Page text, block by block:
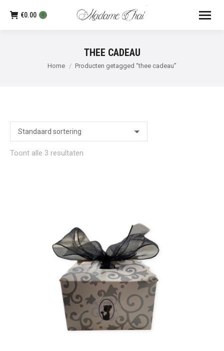
€0.00 0
THEE CADEAU
Je bent hier:
Home Producten getagged “thee cadeau”
Toont alle 3 resultaten